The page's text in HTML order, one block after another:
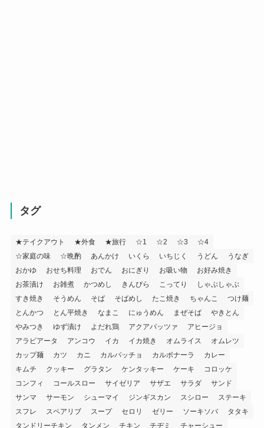
タグ
★テイクアウト ★外食 ★旅行 ☆1 ☆2 ☆3
☆4
☆家庭の味
☆晩酌 あんかけ いくら いちじく うどん
うなぎ
おかゆ
おせち料理 おでん おにぎり お吸い物
お好み焼き
お茶漬け
お雑煮 かつめし きんぴら こってり
しゃぶしゃぶ
すき焼き
そうめん そば そばめし たこ焼き ちゃんこ
つけ麺
とんかつ
とん平焼き なまこ にゅうめん まぜそば
やきとん
やみつき
ゆず漬け よだれ鶏 アクアパッツァ
アヒージョ
アラビアータ
アンコウ イカ イカ焼き オムライス
オムレツ
カップ麺
カツ カニ カルパッチョ カルボナーラ
カレー
キムチ
クッキー グラタン ケンタッキー ケーキ
コロッケ
コンフィ
コールスロー サイゼリア サザエ サラダ
サンド
サンマ
サーモン シューマイ ジンギスカン スシロー
ステーキ
スフレ
スペアリブ スープ セロリ ゼリー ソーキソバ
タタキ
タンドリーチキン
タンメン チキン チヂミ チャーシュー